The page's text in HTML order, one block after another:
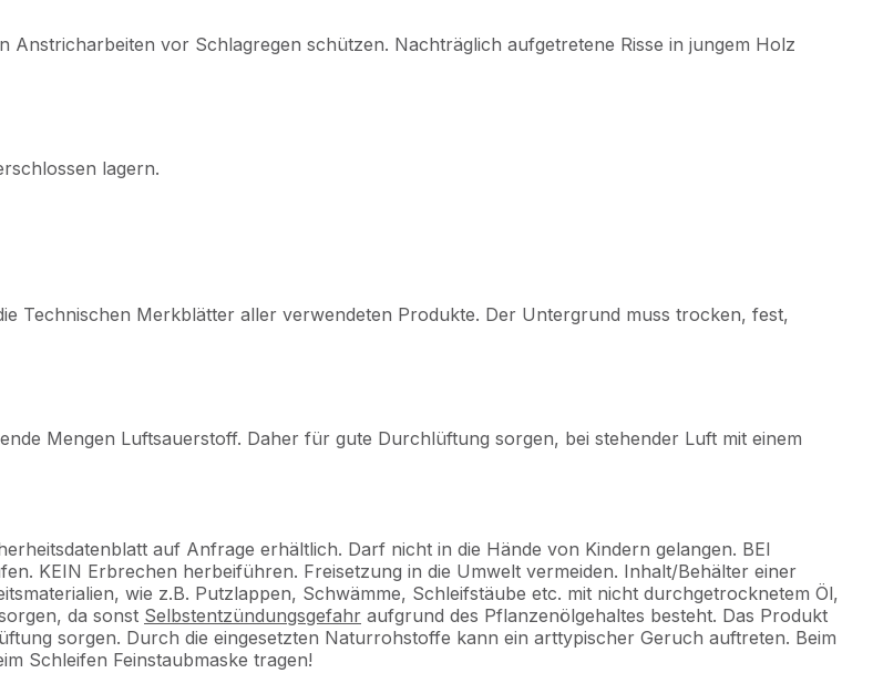
Anstricharbeiten vor Schlagregen schützen. Nachträglich aufgetretene Risse in jungem Holz
lagern.
Technischen Merkblätter aller verwendeten Produkte. Der Untergrund muss trocken, fest,
Mengen Luftsauerstoff. Daher für gute Durchlüftung sorgen, bei stehender Luft mit einem
auf Anfrage erhältlich. Darf nicht in die Hände von Kindern gelangen. BEI
KEIN Erbrechen herbeiführen. Freisetzung in die Umwelt vermeiden. Inhalt/Behälter einer
wie z.B. Putzlappen, Schwämme, Schleifstäube etc. mit nicht durchgetrocknetem Öl,
da sonst Selbstentzündungsgefahr aufgrund des Pflanzenölgehaltes besteht. Das Produkt
sorgen. Durch die eingesetzten Naturrohstoffe kann ein arttypischer Geruch auftreten. Beim
Schleifen Feinstaubmaske tragen!